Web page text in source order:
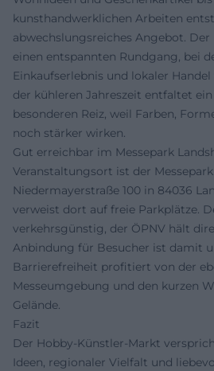
kunsthandwerklichen Arbeiten
abwechslungsreiches Angebot.
einen entspannten Rundgang, bei
Einkaufserlebnis und lokaler
der kühleren Jahreszeit entfaltet
besonderen Reiz, weil Farben,
noch stärker wirken.
Gut erreichbar im Messepark
Veranstaltungsort ist der
Niedermayerstraße 100 in 84036
verweist dort auf freie Parkplätze.
verkehrsgünstig, der ÖPNV hält
Anbindung für Besucher ist damit
Barrierefreiheit profitiert von der
Messeumgebung und den kurzen
Gelände.
Fazit
Der Hobby-Künstler-Markt
Ideen, regionaler Vielfalt und